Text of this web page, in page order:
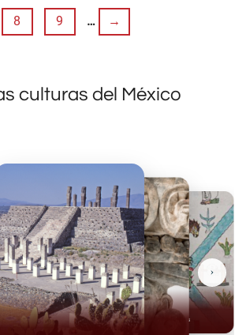
8 9 … →
culturas del México
Mexicas
›